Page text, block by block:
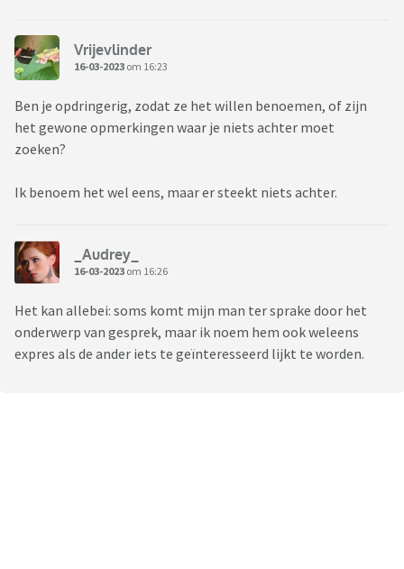
Vrijevlinder
16-03-2023 om 16:23
Ben je opdringerig, zodat ze het willen benoemen, of zijn
het gewone opmerkingen waar je niets achter moet
zoeken?
Ik benoem het wel eens, maar er steekt niets achter.
_Audrey_
16-03-2023 om 16:26
Het kan allebei: soms komt mijn man ter sprake door het
onderwerp van gesprek, maar ik noem hem ook weleens
expres als de ander iets te geïnteresseerd lijkt te worden.